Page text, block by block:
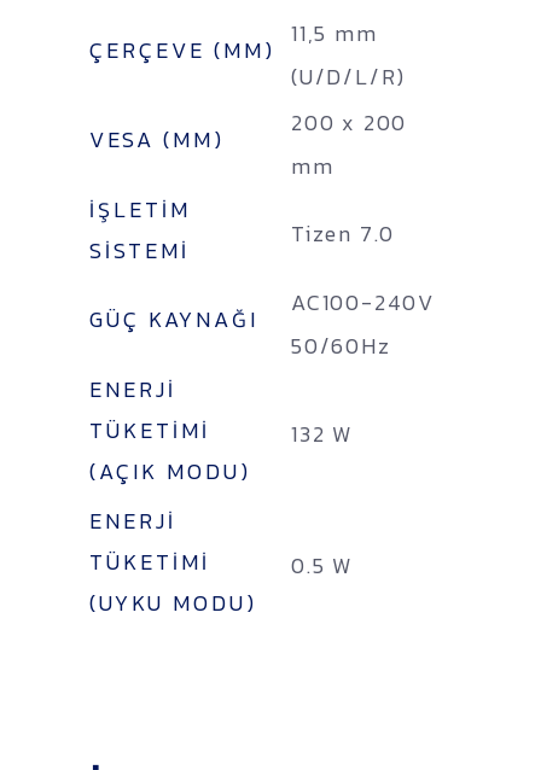
ÇERÇEVE (MM)
11,5 mm
(U/D/L/R)
VESA (MM)
200 x 200
mm
İŞLETIM
SISTEMI
Tizen 7.0
GÜÇ KAYNAĞI
AC100-240V
50/60Hz
ENERJI
TÜKETIMI
(AÇIK MODU)
132 W
ENERJI
TÜKETIMI
(UYKU MODU)
0.5 W